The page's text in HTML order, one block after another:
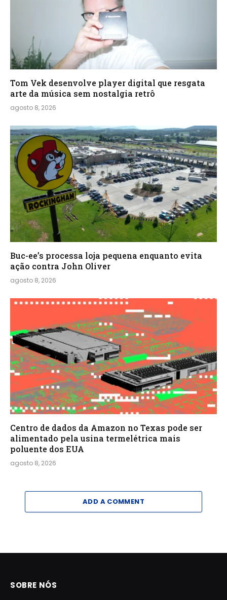
Tom Vek desenvolve player digital que resgata
arte da música sem nostalgia retrô
agosto 8, 2026
Buc-ee’s processa loja pequena enquanto evita
ação contra John Oliver
agosto 8, 2026
Centro de dados da Amazon no Texas pode ser
alimentado pela usina termelétrica mais
poluente dos EUA
agosto 8, 2026
ADD A COMMENT
SOBRE NÓS